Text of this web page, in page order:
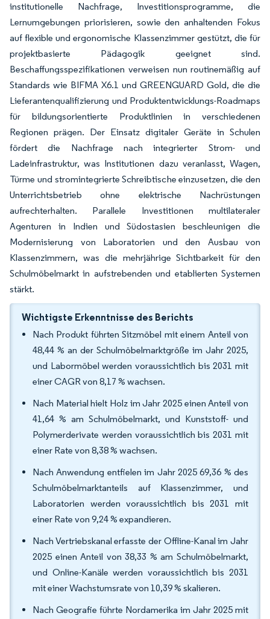
institutionelle Nachfrage, Investitionsprogramme, die
Lernumgebungen priorisieren, sowie den anhaltenden Fokus
auf flexible und ergonomische Klassenzimmer gestützt, die für
projektbasierte Pädagogik geeignet sind.
Beschaffungsspezifikationen verweisen nun routinemäßig auf
Standards wie BIFMA X6.1 und GREENGUARD Gold, die die
Lieferantenqualifizierung und Produktentwicklungs-Roadmaps
für bildungsorientierte Produktlinien in verschiedenen
Regionen prägen. Der Einsatz digitaler Geräte in Schulen
fördert die Nachfrage nach integrierter Strom- und
Ladeinfrastruktur, was Institutionen dazu veranlasst, Wagen,
Türme und stromintegrierte Schreibtische einzusetzen, die den
Unterrichtsbetrieb ohne elektrische Nachrüstungen
aufrechterhalten. Parallele Investitionen multilateraler
Agenturen in Indien und Südostasien beschleunigen die
Modernisierung von Laboratorien und den Ausbau von
Klassenzimmern, was die mehrjährige Sichtbarkeit für den
Schulmöbelmarkt in aufstrebenden und etablierten Systemen
stärkt.
Wichtigste Erkenntnisse des Berichts
Nach Produkt führten Sitzmöbel mit einem Anteil von
48,44 % an der Schulmöbelmarktgröße im Jahr 2025,
und Labormöbel werden voraussichtlich bis 2031 mit
einer CAGR von 8,17 % wachsen.
Nach Material hielt Holz im Jahr 2025 einen Anteil von
41,64 % am Schulmöbelmarkt, und Kunststoff- und
Polymerderivate werden voraussichtlich bis 2031 mit
einer Rate von 8,38 % wachsen.
Nach Anwendung entfielen im Jahr 2025 69,36 % des
Schulmöbelmarktanteils auf Klassenzimmer, und
Laboratorien werden voraussichtlich bis 2031 mit
einer Rate von 9,24 % expandieren.
Nach Vertriebskanal erfasste der Offline-Kanal im Jahr
2025 einen Anteil von 38,33 % am Schulmöbelmarkt,
und Online-Kanäle werden voraussichtlich bis 2031
mit einer Wachstumsrate von 10,39 % skalieren.
Nach Geografie führte Nordamerika im Jahr 2025 mit